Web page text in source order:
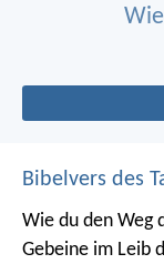
Bibelvers des
Wie du den Weg
Gebeine im Leib